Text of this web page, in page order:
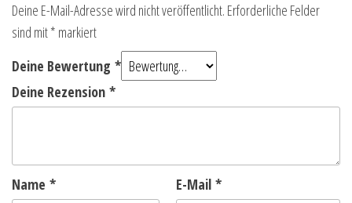
Deine E-Mail-Adresse wird nicht veröffentlicht. Erforderliche Felder
sind mit* markiert
Deine Bewertung *
Deine Rezension *
Name * E-Mail *